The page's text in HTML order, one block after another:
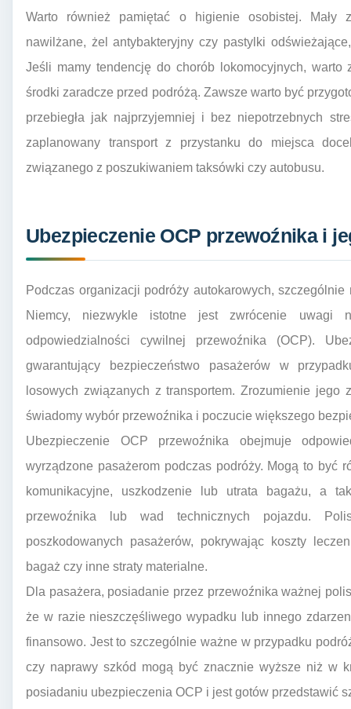
Warto również pamiętać o higienie osobistej. Mały
nawilżane, żel antybakteryjny czy pastylki
Jeśli mamy tendencję do chorób lokomocyjnych,
środki zaradcze przed podróżą. Zawsze warto być
przebiegła jak najprzyjemniej i bez niepotrzebnych
zaplanowany transport z przystanku do miejsca
związanego z poszukiwaniem taksówki czy autobusu.
Ubezpieczenie OCP przewoźnika i
Podczas organizacji podróży autokarowych,
Niemcy, niezwykle istotne jest zwrócenie uwagi
odpowiedzialności cywilnej przewoźnika (OCP).
gwarantujący bezpieczeństwo pasażerów w
losowych związanych z transportem. Zrozumienie
świadomy wybór przewoźnika i poczucie większego
Ubezpieczenie OCP przewoźnika obejmuje
wyrządzone pasażerom podczas podróży. Mogą to być
komunikacyjne, uszkodzenie lub utrata bagażu, a
przewoźnika lub wad technicznych pojazdu.
poszkodowanych pasażerów, pokrywając koszty
bagaż czy inne straty materialne.
Dla pasażera, posiadanie przez przewoźnika ważnej
że w razie nieszczęśliwego wypadku lub innego
finansowo. Jest to szczególnie ważne w przypadku
czy naprawy szkód mogą być znacznie wyższe niż w
posiadaniu ubezpieczenia OCP i jest gotów przedstawić